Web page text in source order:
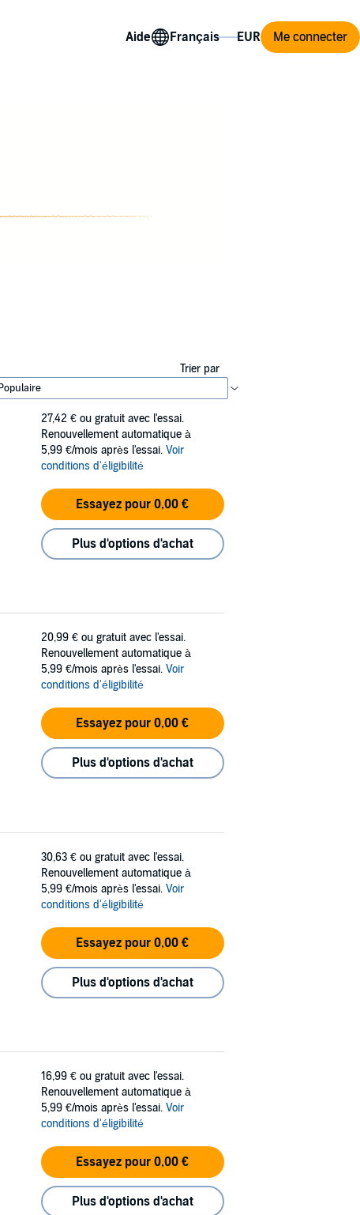
Aide Me connecter
Trier par
27,42 € ou gratuit avec l'essai.
Renouvellement automatique à
5,99 €/mois après l'essai. Voir
conditions d'éligibilité
Essayez pour 0,00 €
Plus d'options d'achat
20,99 € ou gratuit avec l'essai.
Renouvellement automatique à
5,99 €/mois après l'essai. Voir
conditions d'éligibilité
Essayez pour 0,00 €
Plus d'options d'achat
30,63 € ou gratuit avec l'essai.
Renouvellement automatique à
5,99 €/mois après l'essai. Voir
conditions d'éligibilité
Essayez pour 0,00 €
Plus d'options d'achat
16,99 € ou gratuit avec l'essai.
Renouvellement automatique à
5,99 €/mois après l'essai. Voir
conditions d'éligibilité
Essayez pour 0,00 €
Plus d'options d'achat